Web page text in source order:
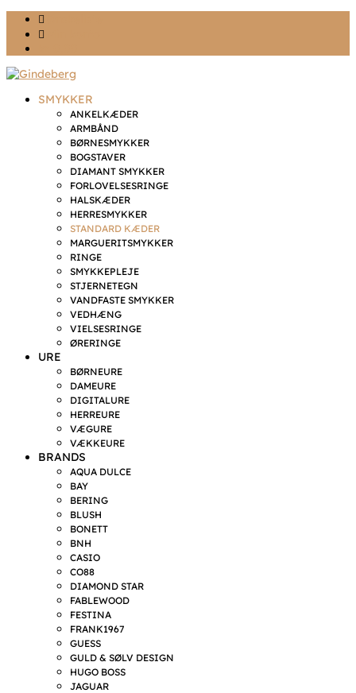
SMYKKER
ANKELKÆDER
ARMBÅND
BØRNESMYKKER
BOGSTAVER
DIAMANT SMYKKER
FORLOVELSESRINGE
HALSKÆDER
HERRESMYKKER
STANDARD KÆDER
MARGUERITSMYKKER
RINGE
SMYKKEPLEJE
STJERNETEGN
VANDFASTE SMYKKER
VEDHÆNG
VIELSESRINGE
ØRERINGE
URE
BØRNEURE
DAMEURE
DIGITALURE
HERREURE
VÆGURE
VÆKKEURE
BRANDS
AQUA DULCE
BAY
BERING
BLUSH
BONETT
BNH
CASIO
CO88
DIAMOND STAR
FABLEWOOD
FESTINA
FRANK1967
GUESS
GULD & SØLV DESIGN
HUGO BOSS
JAGUAR